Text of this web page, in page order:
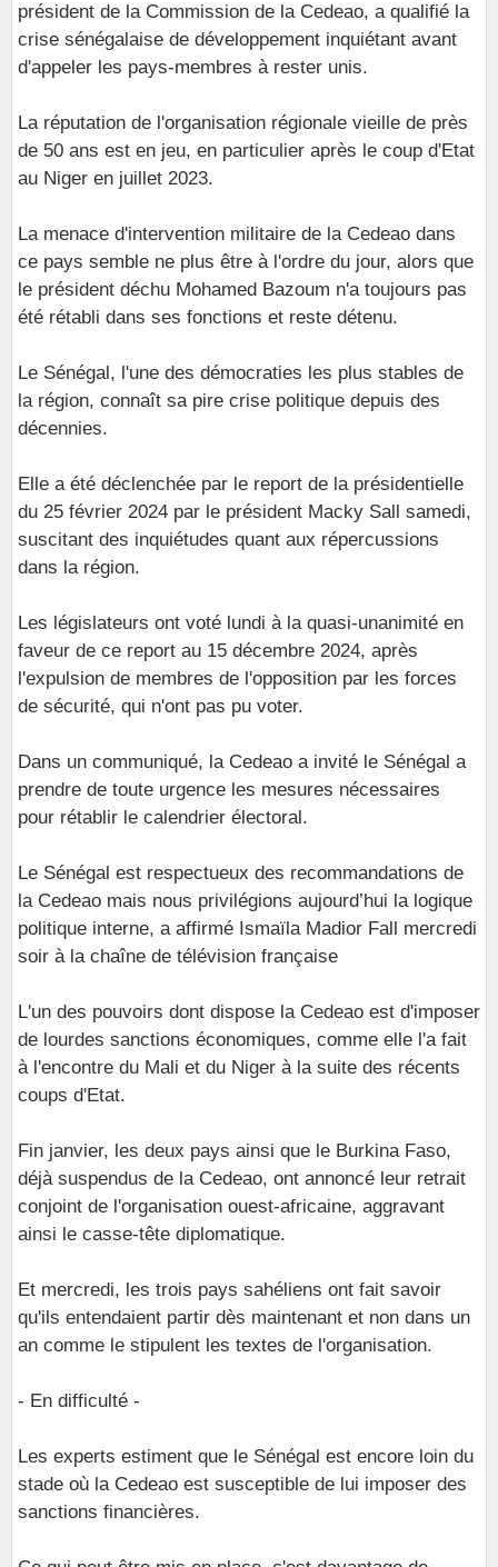
président de la Commission de la Cedeao, a qualifié la
crise sénégalaise de développement inquiétant avant
d'appeler les pays-membres à rester unis.
La réputation de l'organisation régionale vieille de près
de 50 ans est en jeu, en particulier après le coup d'Etat
au Niger en juillet 2023.
La menace d'intervention militaire de la Cedeao dans
ce pays semble ne plus être à l'ordre du jour, alors que
le président déchu Mohamed Bazoum n'a toujours pas
été rétabli dans ses fonctions et reste détenu.
Le Sénégal, l'une des démocraties les plus stables de
la région, connaît sa pire crise politique depuis des
décennies.
Elle a été déclenchée par le report de la présidentielle
du 25 février 2024 par le président Macky Sall samedi,
suscitant des inquiétudes quant aux répercussions
dans la région.
Les législateurs ont voté lundi à la quasi-unanimité en
faveur de ce report au 15 décembre 2024, après
l'expulsion de membres de l'opposition par les forces
de sécurité, qui n'ont pas pu voter.
Dans un communiqué, la Cedeao a invité le Sénégal a
prendre de toute urgence les mesures nécessaires
pour rétablir le calendrier électoral.
Le Sénégal est respectueux des recommandations de
la Cedeao mais nous privilégions aujourd’hui la logique
politique interne, a affirmé Ismaïla Madior Fall mercredi
soir à la chaîne de télévision française
L'un des pouvoirs dont dispose la Cedeao est d'imposer
de lourdes sanctions économiques, comme elle l'a fait
à l'encontre du Mali et du Niger à la suite des récents
coups d'Etat.
Fin janvier, les deux pays ainsi que le Burkina Faso,
déjà suspendus de la Cedeao, ont annoncé leur retrait
conjoint de l'organisation ouest-africaine, aggravant
ainsi le casse-tête diplomatique.
Et mercredi, les trois pays sahéliens ont fait savoir
qu'ils entendaient partir dès maintenant et non dans un
an comme le stipulent les textes de l'organisation.
- En difficulté -
Les experts estiment que le Sénégal est encore loin du
stade où la Cedeao est susceptible de lui imposer des
sanctions financières.